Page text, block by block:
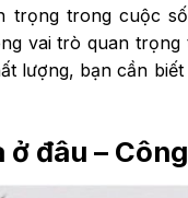
trọng trong cuộc
vai trò quan
lượng, bạn cần
ở đâu –